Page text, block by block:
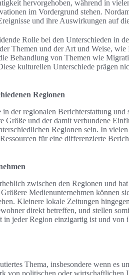
hervorgehoben, während in
im Vordergrund stehen.
und ihre Auswirkungen auf
Rolle bei den Unterschieden in
Themen und der Art und Weise, wie
Behandlung von Themen wie
kulturellen Unterschiede prägen
Regionen
der regionalen Berichterstattung
Größe und der damit verbundene
Regionen sein. In
für eine differenzierte
zwischen den Regionen und
Medienunternehmen können
Kleinere lokale Zeitungen
direkt betreffen, und stellen
in jeder Region einzigartig ist und
Thema, insbesondere wenn es
von politischen oder wirtschaftlichen